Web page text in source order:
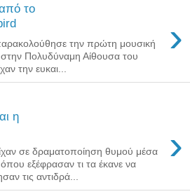
το
›
την πρώτη μουσική
στην Πολυδύναμη Αίθουσα του
την ευκαι...
η
›
σε δραματοποίηση θυμού μέσα
εξέφρασαν τι τα έκανε να
τις αντιδρά...